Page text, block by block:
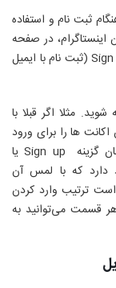
ثبت نام و استفاده
اینستاگرام، در صفحه
(ثبت نام با ایمیل
مثلا اگر قبلا با
ها را برای ورود
گزینه Sign upیا
دارد که با لمس آن
ترتیب وارد کردن
هر قسمت می‌توانید به